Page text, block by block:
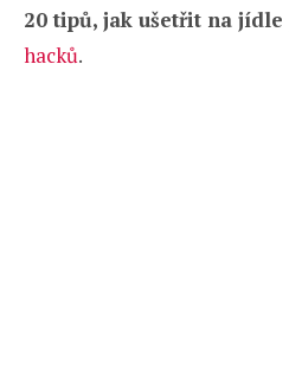
20 tipů, jak ušetřit na jídle
hacků.